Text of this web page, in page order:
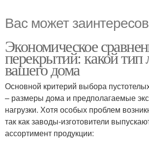
Вас может
Экономическое
перекрытий: какой
вашего дома
Основной критерий выбора
– размеры дома и предполагаемые
нагрузки. Хотя особых проблем
так как заводы-изготовители
ассортимент продукции: